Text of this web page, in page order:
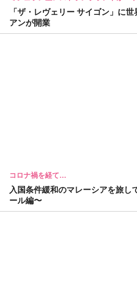
「ザ・レヴェリー サイゴン」に
アンが開業
コロナ禍を経て…
入国条件緩和のマレーシアを旅し
ール編〜